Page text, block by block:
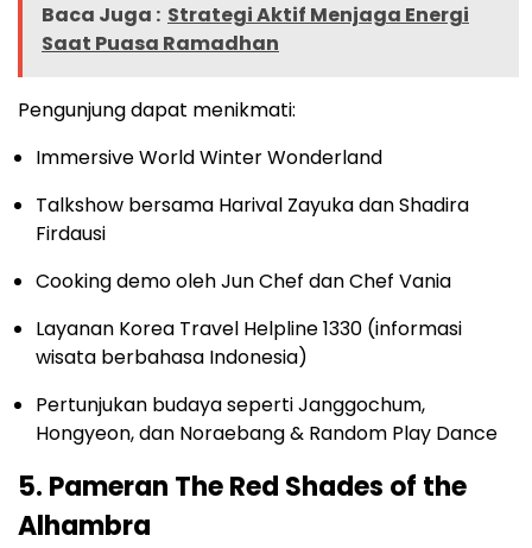
Baca Juga : Strategi Aktif Menjaga Energi
Saat Puasa Ramadhan
Pengunjung dapat menikmati:
Immersive World Winter Wonderland
Talkshow bersama Harival Zayuka dan Shadira
Firdausi
Cooking demo oleh Jun Chef dan Chef Vania
Layanan Korea Travel Helpline 1330 (informasi
wisata berbahasa Indonesia)
Pertunjukan budaya seperti Janggochum,
Hongyeon, dan Noraebang & Random Play Dance
5. Pameran The Red Shades of the
Alhambra